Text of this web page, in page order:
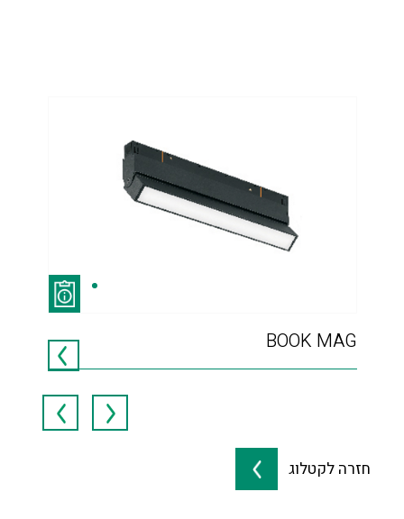
BOOK MAG
חזרה לקטלוג